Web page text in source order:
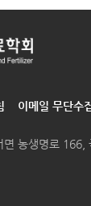
이메일 무단수
농생명로 166,